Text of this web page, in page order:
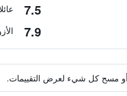
7.5
7.9
أو مسح كل شيء لعرض التقييمات.